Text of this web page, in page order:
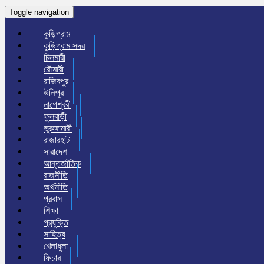
Toggle navigation
কুড়িগ্রাম
কুড়িগ্রাম সদর
চিলমারী
রৌমারী
রাজিবপুর
উলিপুর
নাগেশ্বরী
ফুলবাড়ী
ভুরুঙ্গামারী
রাজারহাট
সারাদেশ
আন্তর্জাতিক
রাজনীতি
অর্থনীতি
প্রবাস
শিক্ষা
প্রযুক্তি
সাহিত্য
খেলাধুলা
ফিচার